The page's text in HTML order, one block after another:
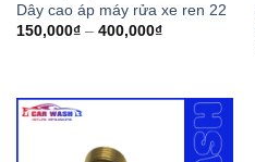
Dây cao áp máy rửa xe ren 22
150,000₫– 400,000₫